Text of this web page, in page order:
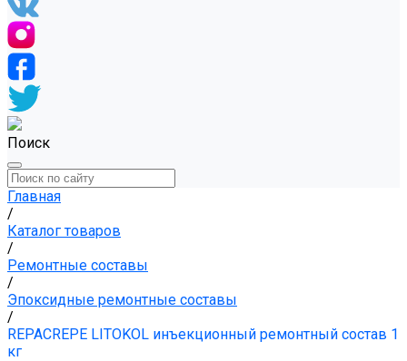
Поиск
Главная
/
Каталог товаров
/
Ремонтные составы
/
Эпоксидные ремонтные составы
/
REPACREPE LITOKOL инъекционный ремонтный состав 1
кг